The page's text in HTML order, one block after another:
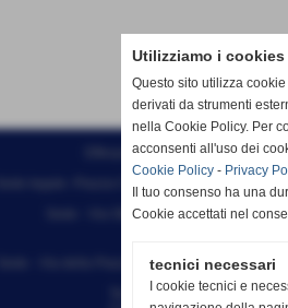
Effesystem di Fabio Favati
Sede legale -Piazza Carducci 18 55045
Sede - Via Ottorino Ciabattini Viareggio
Sede - Via della Piazza Bianca 15 56025
Tel. 05841530394
Utilizziamo i cookies
Questo sito utilizza
derivati da strumenti
nella Cookie Policy. Per
acconsenti all'uso dei
Cookie Policy - Privacy
Il tuo consenso ha una
Cookie accettati nel
tecnici necessari
I cookie tecnici e